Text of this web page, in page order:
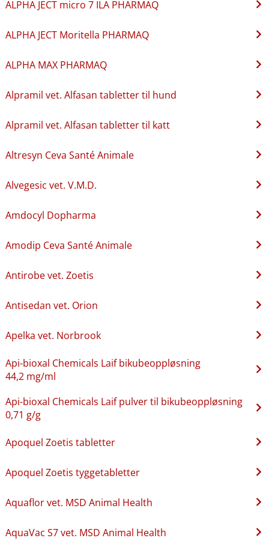
ALPHA JECT micro 7 ILA PHARMAQ
ALPHA JECT Moritella PHARMAQ
ALPHA MAX PHARMAQ
Alpramil vet. Alfasan tabletter til hund
Alpramil vet. Alfasan tabletter til katt
Altresyn Ceva Santé Animale
Alvegesic vet. V.M.D.
Amdocyl Dopharma
Amodip Ceva Santé Animale
Antirobe vet. Zoetis
Antisedan vet. Orion
Apelka vet. Norbrook
Api-bioxal Chemicals Laif bikubeoppløsning
44,2 mg/ml
Api-bioxal Chemicals Laif pulver til bikubeoppløsning
0,71 g/g
Apoquel Zoetis tabletter
Apoquel Zoetis tyggetabletter
Aquaflor vet. MSD Animal Health
AquaVac S7 vet. MSD Animal Health